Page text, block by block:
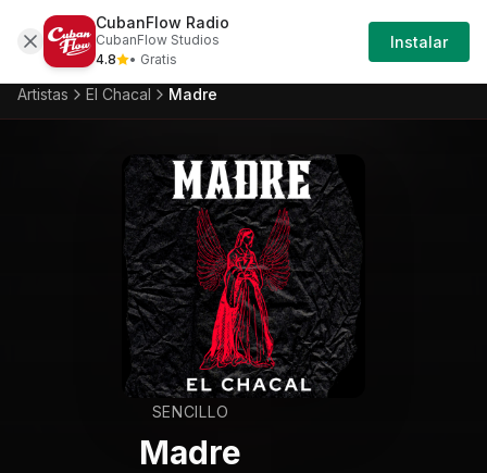
Artistas El-chacal El-chacal-madre
Iniciar
Sesión
Artistas El Chacal Madre
SENCILLO
Madre
CubanFlow Radio
CubanFlow Studios
4.8
• Gratis
Instalar